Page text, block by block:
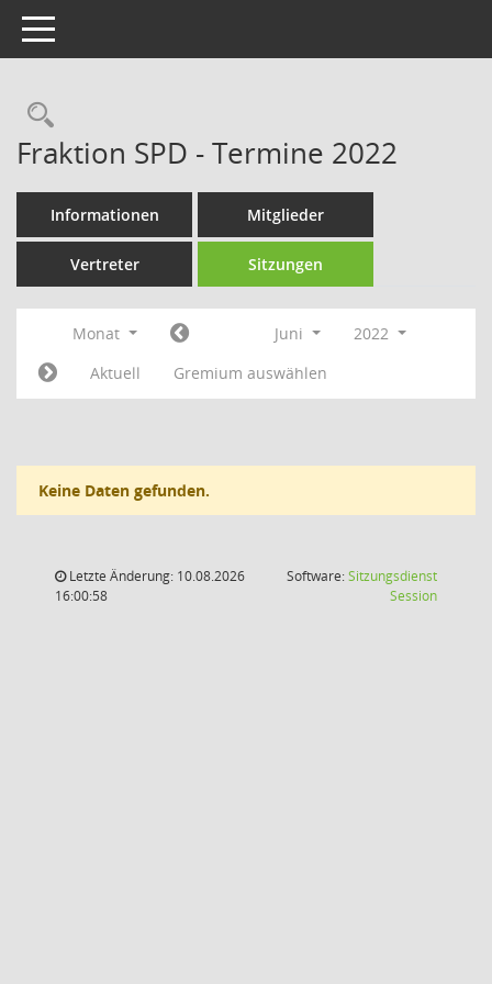
Toggle navigation
Rechercheauswahl
Fraktion SPD - Termine 2022
Informationen Mitglieder
Vertreter Sitzungen
Monat Juni
2022
Aktuell
Gremium auswählen
Keine Daten gefunden.
Letzte Änderung: 10.08.2026
16:00:58
Software:Sitzungsdienst
Session(Wird in